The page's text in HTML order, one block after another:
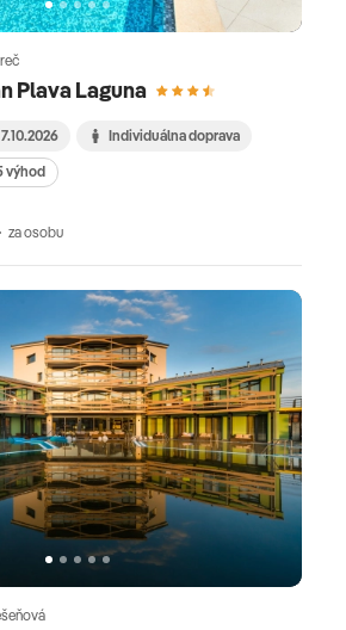
Plava Laguna
Individuálna doprava
výhod
za osobu